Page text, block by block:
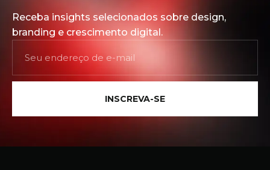
Receba insights selecionados sobre design,
branding e crescimento digital.
INSCREVA-SE